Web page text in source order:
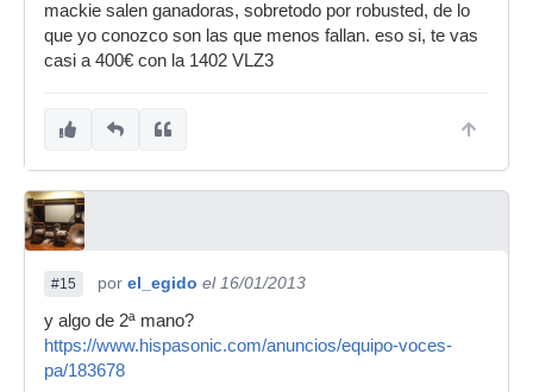
mackie salen ganadoras, sobretodo por robusted, de lo
que yo conozco son las que menos fallan. eso si, te vas
casi a 400€ con la 1402 VLZ3
#15 por el_egido el 16/01/2013
y algo de 2ª mano?
https://www.hispasonic.com/anuncios/equipo-voces-
pa/183678